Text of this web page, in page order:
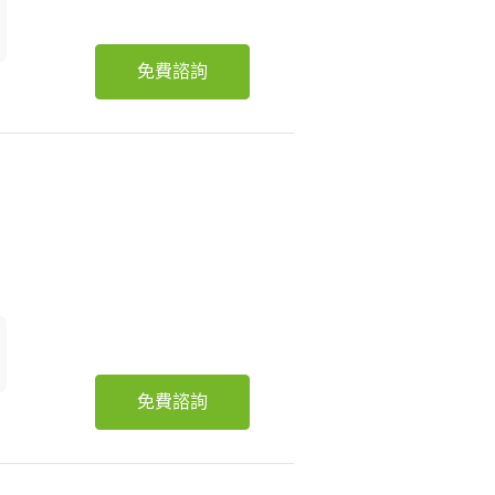
免費諮詢
免費諮詢